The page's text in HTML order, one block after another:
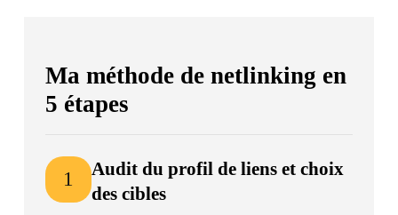
Ma méthode de netlinking en
5 étapes
1
Audit du profil de liens et choix
des cibles